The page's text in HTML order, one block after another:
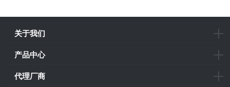
关于我们
产品中心
代理厂商